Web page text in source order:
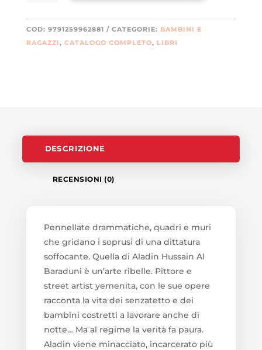
TEMPIA
QUANTITÀ
COD: 9791259962881 CATEGORIE: BAMBINI E
RAGAZZI, CATALOGO COMPLETO, LIBRI
DESCRIZIONE
RECENSIONI (0)
Pennellate drammatiche, quadri e muri
che gridano i soprusi di una dittatura
soffocante. Quella di Aladin Hussain Al
Baraduni è un’arte ribelle. Pittore e
street artist yemenita, con le sue opere
racconta la vita dei senzatetto e dei
bambini costretti a lavorare anche di
notte… Ma al regime la verità fa paura.
Aladin viene minacciato, incarcerato più